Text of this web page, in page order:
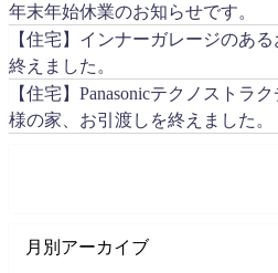
年末年始休業のお知らせです。
【住宅】インナーガレージのあ
終えました。
【住宅】Panasonicテクノストラ
様の家、お引渡しを終えました。
月別アーカイブ